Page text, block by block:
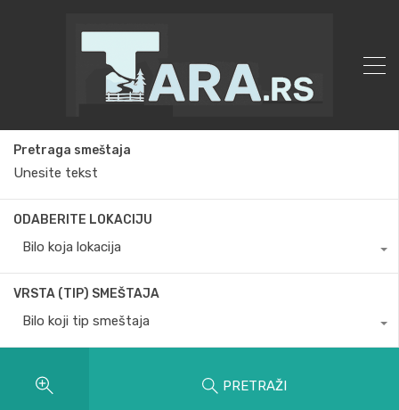
Pretraga smeštaja
ODABERITE LOKACIJU
Bilo koja lokacija
VRSTA (TIP) SMEŠTAJA
Bilo koji tip smeštaja
PRETRAŽI